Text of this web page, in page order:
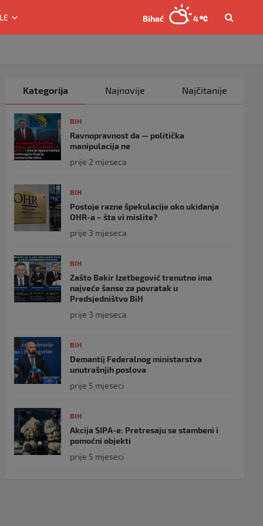
Bihać 4
Kategorija Najnovije Najčitanije
BIH
Ravnopravnost da — politička
manipulacija ne
prije 2 mjeseca
BIH
Postoje razne špekulacije oko ukidanja
OHR-a – šta vi mislite?
prije 3 mjeseca
BIH
Zašto Bakir Izetbegović trenutno ima
najveće šanse za povratak u
Predsjedništvo BiH
prije 3 mjeseca
BIH
Demantij Federalnog ministarstva
unutrašnjih poslova
prije 5 mjeseci
BIH
Akcija SIPA-e: Pretresaju se stambeni i
pomoćni objekti
prije 5 mjeseci